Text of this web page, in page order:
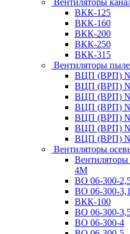
Вентиляторы
ВКК-125
ВКК-160
ВКК-200
ВКК-250
ВКК-315
Вентиляторы
ВЦП (ВРП)
ВЦП (ВРП)
ВЦП (ВРП)
ВЦП (ВРП)
ВЦП (ВРП)
ВЦП (ВРП)
ВЦП (ВРП)
Вентиляторы
4М
ВО 06-300-
ВО 06-300-
ВКК-100
ВО 06-300-
ВО 06-300-4